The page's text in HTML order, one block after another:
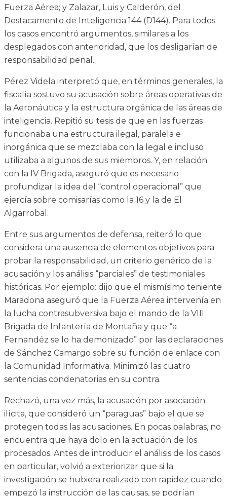
Fuerza Aérea; y Zalazar, Luis y Calderón, del
Destacamento de Inteligencia 144 (D144). Para todos
los casos encontró argumentos, similares a los
desplegados con anterioridad, que los desligarían de
responsabilidad penal.
Pérez Videla interpretó que, en términos generales, la
fiscalía sostuvo su acusación sobre áreas operativas de
la Aeronáutica y la estructura orgánica de las áreas de
inteligencia. Repitió su tesis de que en las fuerzas
funcionaba una estructura ilegal, paralela e
inorgánica que se mezclaba con la legal e incluso
utilizaba a algunos de sus miembros. Y, en relación
con la IV Brigada, aseguró que es necesario
profundizar la idea del “control operacional” que
ejercía sobre comisarías como la 16 y la de El
Algarrobal.
Entre sus argumentos de defensa, reiteró lo que
considera una ausencia de elementos objetivos para
probar la responsabilidad, un criterio genérico de la
acusación y los análisis “parciales” de testimoniales
históricas. Por ejemplo: dijo que el mismísimo teniente
Maradona aseguró que la Fuerza Aérea intervenía en
la lucha contrasubversiva bajo el mando de la VIII
Brigada de Infantería de Montaña y que “a
Fernandéz se lo ha demonizado” por las declaraciones
de Sánchez Camargo sobre su función de enlace con
la Comunidad Informativa. Minimizó las cuatro
sentencias condenatorias en su contra.
Rechazó, una vez más, la acusación por asociación
ilícita, que consideró un “paraguas” bajo el que se
protegen todas las acusaciones. En pocas palabras, no
encuentra que haya dolo en la actuación de los
procesados. Antes de introducir el análisis de los casos
en particular, volvió a exteriorizar que si la
investigación se hubiera realizado con rapidez cuando
empezó la instrucción de las causas, se podrían